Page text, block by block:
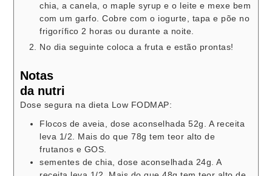
chia, a canela, o maple syrup e o leite e mexe bem
com um garfo. Cobre com o iogurte, tapa e põe no
frigorífico 2 horas ou durante a noite.
No dia seguinte coloca a fruta e estão prontas!
Notas
da nutri
Dose segura na dieta Low FODMAP:
Flocos de aveia, dose aconselhada 52g. A receita
leva 1/2. Mais do que 78g tem teor alto de
frutanos e GOS.
sementes de chia, dose aconselhada 24g. A